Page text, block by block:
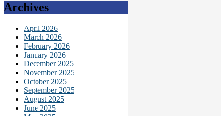
Archives
April 2026
March 2026
February 2026
January 2026
December 2025
November 2025
October 2025
September 2025
August 2025
June 2025